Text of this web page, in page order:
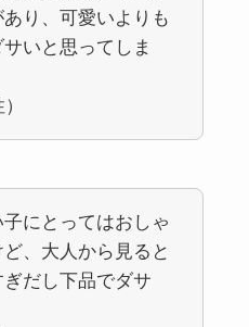
り、可愛いよりも
いと思ってしま
にとってはおしゃ
、大人から見ると
だし下品でダサ